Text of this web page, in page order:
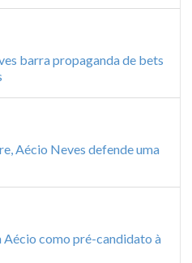
barra propaganda de bets
Aécio Neves defende uma
como pré-candidato à